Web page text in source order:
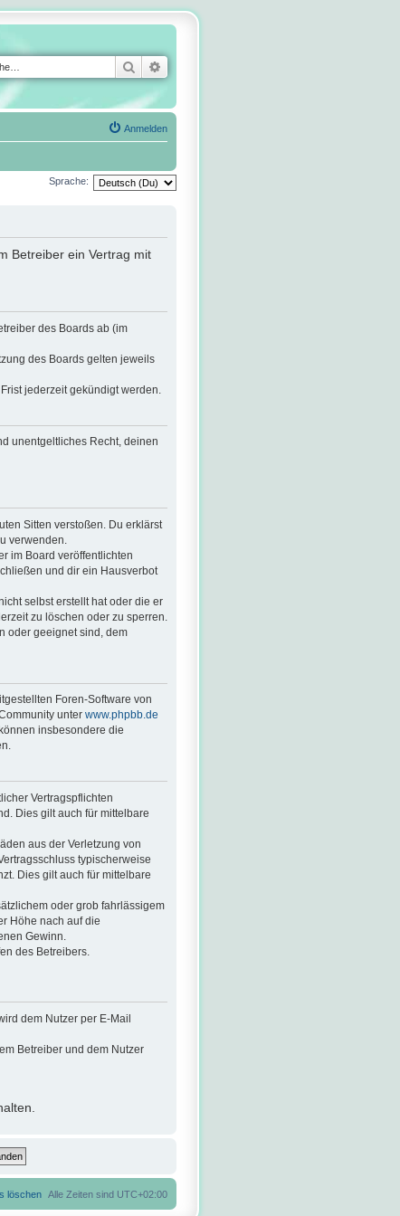
Suche
Anmelden
Sprache:
Betreiber ein Vertrag mit
des Boards ab (im
des Boards gelten jeweils
jederzeit gekündigt werden.
unentgeltliches Recht, deinen
Sitten verstoßen. Du erklärst
verwenden.
im Board veröffentlichten
und dir ein Hausverbot
selbst erstellt hat oder die er
zu löschen oder zu sperren.
oder geeignet sind, dem
Foren-Software von
unter www.phpbb.de
insbesondere die
Vertragspflichten
Dies gilt auch für mittelbare
aus der Verletzung von
typischerweise
Dies gilt auch für mittelbare
oder grob fahrlässigem
Höhe nach auf die
Gewinn.
des Betreibers.
dem Nutzer per E-Mail
Betreiber und dem Nutzer
Alle Zeiten sind UTC+02:00
löschen